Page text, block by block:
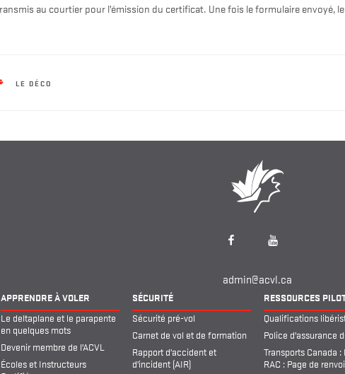
au courtier pour l’émission du certificat. Une fois le formulaire envoyé,
CATEGORIES
LE DÉCO
Facebook YouTube
admin@acvl.ca
APPRENDRE À VOLER
Le deltaplane et le parapente
en quelques mots
Devenir membre de l’ACVL
Écoles et Instructeurs
SÉCURITÉ
Sécurité pré-vol
Carnet de vol et de formation
Rapport d’accident et
d’incident (AIR)
RESSOURCES
Qualifications
Police d’assurance
Transports Canada :
RAC : Page de renvoi